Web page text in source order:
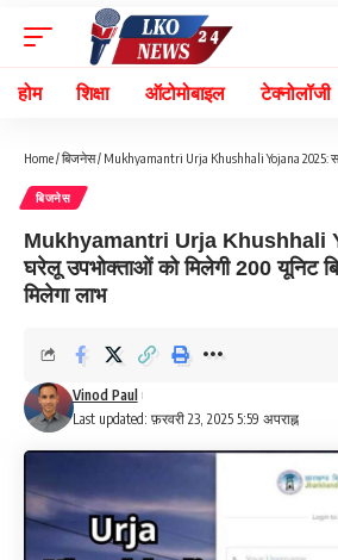
होम शिक्षा ऑटोमोबाइल टेक्नोलॉजी
Home/बिजनेस/ Mukhyamantri Urja Khushhali Yojana 2025: सभी घरेलू उपभोक्ताओं
बिजनेस
Mukhyamantri Urja Khushhali
घरेलू उपभोक्ताओं को मिलेगी 200 यूनिट
मिलेगा लाभ
Last updated: फ़रवरी 23, 2025 5:59 अपराह्न
Vinod Paul